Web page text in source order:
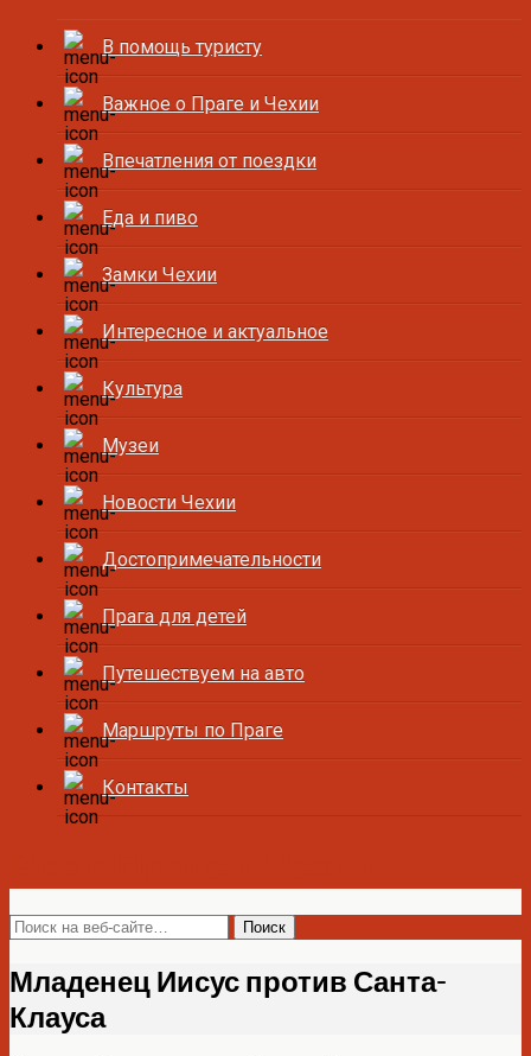
В помощь туристу
Важное о Праге и Чехии
Впечатления от поездки
Еда и пиво
Замки Чехии
Интересное и актуальное
Культура
Музеи
Новости Чехии
Достопримечательности
Прага для детей
Путешествуем на авто
Маршруты по Праге
Контакты
Младенец Иисус против Санта-
Клауса